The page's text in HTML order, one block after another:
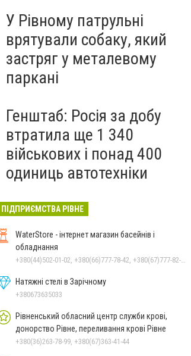
У Рівному патрульні
врятували собаку, який
застряг у металевому
паркані
Генштаб: Росія за добу
втратила ще 1 340
військових і понад 400
одиниць автотехніки
ПІДПРИЄМСТВА РІВНЕ
WaterStore - інтернет магазин басейнів і
обладнання
+380(44)502-01-02, +380(66)777-78-42, +380(67)777-82-19, +380(67)890-80-80, +380(73)890-80-80, +380(44)502-01-03
Натяжні стелі в Зарічному
+380673635033
Рівненський обласний центр служби крові,
донорство Рівне, переливання крові Рівне
+380(36)263-78-99, +380(67)363-41-44